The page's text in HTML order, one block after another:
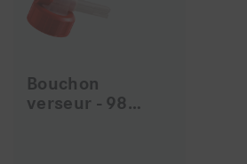
etc...
Bouchon
verseur - 9834A